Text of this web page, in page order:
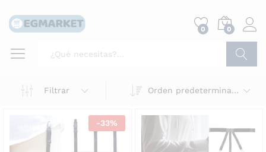
0 0
Filtrar
Orden predeterminado
-33%